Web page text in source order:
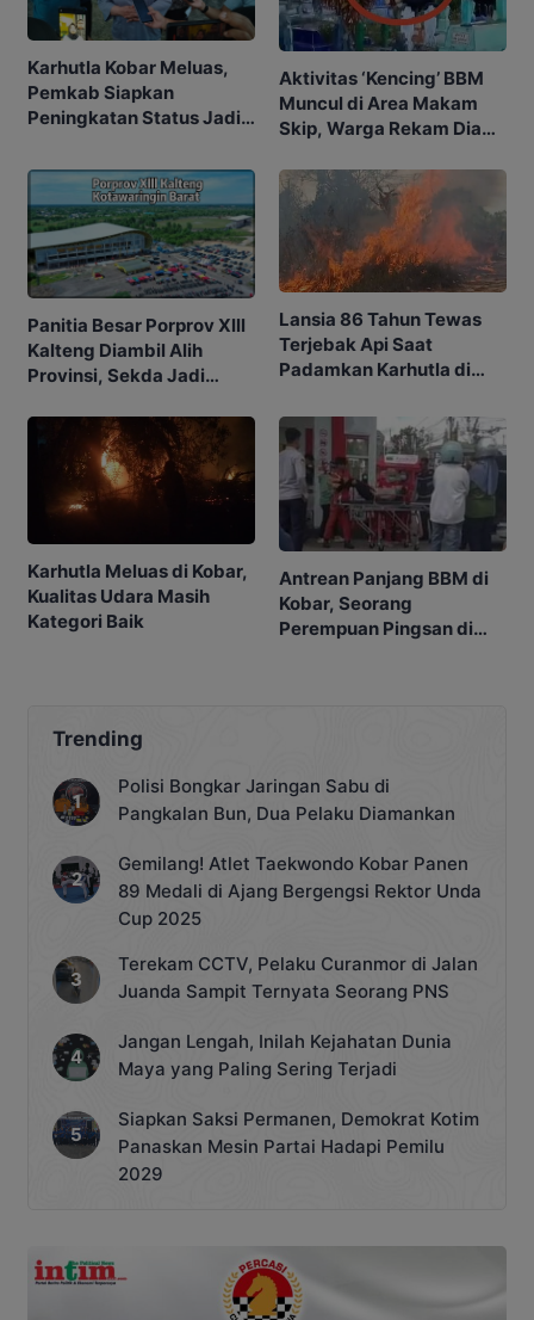
Karhutla Kobar Meluas,
Pemkab Siapkan
Peningkatan Status Jadi
Aktivitas ‘Kencing’ BBM
Muncul di Area Makam
Skip, Warga Rekam Diam-
Panitia Besar Porprov Xlll
Kalteng Diambil Alih
Provinsi, Sekda Jadi
Lansia 86 Tahun Tewas
Terjebak Api Saat
Padamkan Karhutla di
Karhutla Meluas di Kobar,
Kualitas Udara Masih
Kategori Baik
Antrean Panjang BBM di
Kobar, Seorang
Perempuan Pingsan di
Trending
Polisi Bongkar Jaringan Sabu di
Pangkalan Bun, Dua Pelaku Diamankan
Gemilang! Atlet Taekwondo Kobar Panen
89 Medali di Ajang Bergengsi Rektor Unda
Cup 2025
Terekam CCTV, Pelaku Curanmor di Jalan
Juanda Sampit Ternyata Seorang PNS
Jangan Lengah, Inilah Kejahatan Dunia
Maya yang Paling Sering Terjadi
Siapkan Saksi Permanen, Demokrat Kotim
Panaskan Mesin Partai Hadapi Pemilu
2029